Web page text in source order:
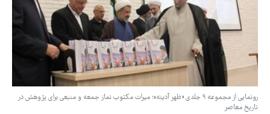
رونمایی از مجموعه ۹ جلدی «ظهر آدینه»؛ میراث مکتوب نماز جمعه و منبعی برای پژوهش در
تاریخ معاصر